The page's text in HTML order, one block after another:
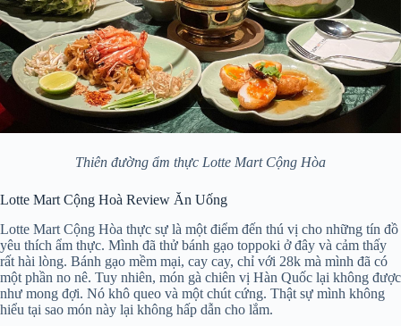
Thiên đường ẩm thực Lotte Mart Cộng Hòa
Lotte Mart Cộng Hoà Review Ăn Uống
Lotte Mart Cộng Hòa thực sự là một điểm đến thú vị cho những tín đồ
yêu thích ẩm thực. Mình đã thử bánh gạo toppoki ở đây và cảm thấy
rất hài lòng. Bánh gạo mềm mại, cay cay, chỉ với 28k mà mình đã có
một phần no nê. Tuy nhiên, món gà chiên vị Hàn Quốc lại không được
như mong đợi. Nó khô queo và một chút cứng. Thật sự mình không
hiểu tại sao món này lại không hấp dẫn cho lắm.